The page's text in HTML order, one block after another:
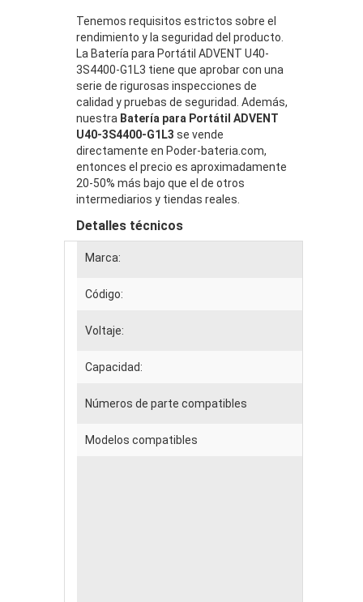
Tenemos requisitos estrictos sobre el
rendimiento y la seguridad del producto.
La Batería para Portátil ADVENT U40-
3S4400-G1L3 tiene que aprobar con una
serie de rigurosas inspecciones de
calidad y pruebas de seguridad. Además,
nuestra Batería para Portátil ADVENT
U40-3S4400-G1L3 se vende
directamente en Poder-bateria.com,
entonces el precio es aproximadamente
20-50% más bajo que el de otros
intermediarios y tiendas reales.
Detalles técnicos
Marca:
Código:
Voltaje:
Capacidad:
Números de parte compatibles
Modelos compatibles